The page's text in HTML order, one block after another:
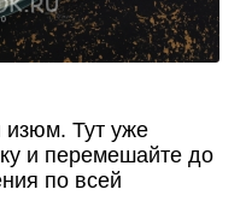
изюм. Тут уже
и перемешайте до
по всей